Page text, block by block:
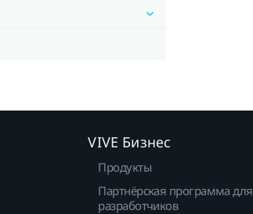
VIVE Бизнес
Продукты
Партнёрская программа для
разработчиков